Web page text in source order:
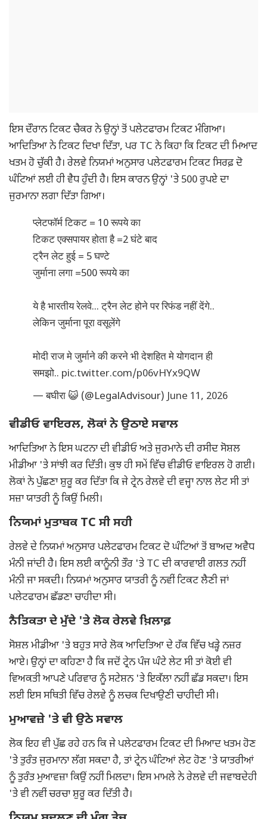
ਇਸ ਦੌਰਾਨ ਟਿਕਟ ਚੈਕਰ ਨੇ ਉਨ੍ਹਾਂ ਤੋਂ ਪਲੇਟਫਾਰਮ ਟਿਕਟ ਮੰਗਿਆ।
ਆਦਿਤਿਆ ਨੇ ਟਿਕਟ ਦਿਖਾ ਦਿੱਤਾ, ਪਰ TC ਨੇ ਕਿਹਾ ਕਿ ਟਿਕਟ ਦੀ ਮਿਆਦ
ਖਤਮ ਹੋ ਚੁੱਕੀ ਹੈ। ਰੇਲਵੇ ਨਿਯਮਾਂ ਅਨੁਸਾਰ ਪਲੇਟਫਾਰਮ ਟਿਕਟ ਸਿਰਫ਼ ਦੋ
ਘੰਟਿਆਂ ਲਈ ਹੀ ਵੈਧ ਹੁੰਦੀ ਹੈ। ਇਸ ਕਾਰਨ ਉਨ੍ਹਾਂ 'ਤੇ 500 ਰੁਪਏ ਦਾ
ਜੁਰਮਾਨਾ ਲਗਾ ਦਿੱਤਾ ਗਿਆ।
प्लेटफॉर्म टिकट = 10 रूपये का
टिकट एक्सपायर होता है =2 घंटे बाद
ट्रैन लेट हुई = 5 घण्टे
जुर्माना लगा =500 रूपये का
ये है भारतीय रेलवे... ट्रैन लेट होने पर रिफंड नहीं देंगे..
लेकिन जुर्माना पूरा वसूलेंगे
मोदी राज मे जुर्माने की करने भी देशहित मे योगदान ही
समझो.. pic.twitter.com/p06vHYx9QW
— बघीरा 😺 (@LegalAdvisour) June 11, 2026
ਵੀਡੀਓ ਵਾਇਰਲ, ਲੋਕਾਂ ਨੇ ਉਠਾਏ ਸਵਾਲ
ਆਦਿਤਿਆ ਨੇ ਇਸ ਘਟਨਾ ਦੀ ਵੀਡੀਓ ਅਤੇ ਜੁਰਮਾਨੇ ਦੀ ਰਸੀਦ ਸੋਸ਼ਲ
ਮੀਡੀਆ 'ਤੇ ਸਾਂਝੀ ਕਰ ਦਿੱਤੀ। ਕੁਝ ਹੀ ਸਮੇਂ ਵਿੱਚ ਵੀਡੀਓ ਵਾਇਰਲ ਹੋ ਗਈ।
ਲੋਕਾਂ ਨੇ ਪੁੱਛਣਾ ਸ਼ੁਰੂ ਕਰ ਦਿੱਤਾ ਕਿ ਜੇ ਟ੍ਰੇਨ ਰੇਲਵੇ ਦੀ ਵਜ੍ਹਾ ਨਾਲ ਲੇਟ ਸੀ ਤਾਂ
ਸਜ਼ਾ ਯਾਤਰੀ ਨੂੰ ਕਿਉਂ ਮਿਲੀ।
ਨਿਯਮਾਂ ਮੁਤਾਬਕ TC ਸੀ ਸਹੀ
ਰੇਲਵੇ ਦੇ ਨਿਯਮਾਂ ਅਨੁਸਾਰ ਪਲੇਟਫਾਰਮ ਟਿਕਟ ਦੋ ਘੰਟਿਆਂ ਤੋਂ ਬਾਅਦ ਅਵੈਧ
ਮੰਨੀ ਜਾਂਦੀ ਹੈ। ਇਸ ਲਈ ਕਾਨੂੰਨੀ ਤੌਰ 'ਤੇ TC ਦੀ ਕਾਰਵਾਈ ਗਲਤ ਨਹੀਂ
ਮੰਨੀ ਜਾ ਸਕਦੀ। ਨਿਯਮਾਂ ਅਨੁਸਾਰ ਯਾਤਰੀ ਨੂੰ ਨਵੀਂ ਟਿਕਟ ਲੈਣੀ ਜਾਂ
ਪਲੇਟਫਾਰਮ ਛੱਡਣਾ ਚਾਹੀਦਾ ਸੀ।
ਨੈਤਿਕਤਾ ਦੇ ਮੁੱਦੇ 'ਤੇ ਲੋਕ ਰੇਲਵੇ ਖ਼ਿਲਾਫ਼
ਸੋਸ਼ਲ ਮੀਡੀਆ 'ਤੇ ਬਹੁਤ ਸਾਰੇ ਲੋਕ ਆਦਿਤਿਆ ਦੇ ਹੱਕ ਵਿੱਚ ਖੜ੍ਹੇ ਨਜ਼ਰ
ਆਏ। ਉਨ੍ਹਾਂ ਦਾ ਕਹਿਣਾ ਹੈ ਕਿ ਜਦੋਂ ਟ੍ਰੇਨ ਪੰਜ ਘੰਟੇ ਲੇਟ ਸੀ ਤਾਂ ਕੋਈ ਵੀ
ਵਿਅਕਤੀ ਆਪਣੇ ਪਰਿਵਾਰ ਨੂੰ ਸਟੇਸ਼ਨ 'ਤੇ ਇਕੱਲਾ ਨਹੀਂ ਛੱਡ ਸਕਦਾ। ਇਸ
ਲਈ ਇਸ ਸਥਿਤੀ ਵਿੱਚ ਰੇਲਵੇ ਨੂੰ ਲਚਕ ਦਿਖਾਉਣੀ ਚਾਹੀਦੀ ਸੀ।
ਮੁਆਵਜ਼ੇ 'ਤੇ ਵੀ ਉਠੇ ਸਵਾਲ
ਲੋਕ ਇਹ ਵੀ ਪੁੱਛ ਰਹੇ ਹਨ ਕਿ ਜੇ ਪਲੇਟਫਾਰਮ ਟਿਕਟ ਦੀ ਮਿਆਦ ਖਤਮ ਹੋਣ
'ਤੇ ਤੁਰੰਤ ਜੁਰਮਾਨਾ ਲੱਗ ਸਕਦਾ ਹੈ, ਤਾਂ ਟ੍ਰੇਨ ਘੰਟਿਆਂ ਲੇਟ ਹੋਣ 'ਤੇ ਯਾਤਰੀਆਂ
ਨੂੰ ਤੁਰੰਤ ਮੁਆਵਜ਼ਾ ਕਿਉਂ ਨਹੀਂ ਮਿਲਦਾ। ਇਸ ਮਾਮਲੇ ਨੇ ਰੇਲਵੇ ਦੀ ਜਵਾਬਦੇਹੀ
'ਤੇ ਵੀ ਨਵੀਂ ਚਰਚਾ ਸ਼ੁਰੂ ਕਰ ਦਿੱਤੀ ਹੈ।